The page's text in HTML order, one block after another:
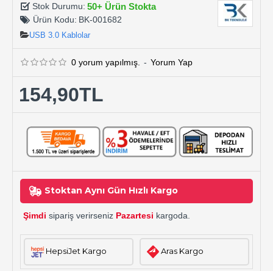
Stok Durumu: 50+ Ürün Stokta
Ürün Kodu: BK-001682
USB 3.0 Kablolar
0 yorum yapılmış. - Yorum Yap
154,90TL
Stoktan Aynı Gün Hızlı Kargo
Şimdi sipariş verirseniz Pazartesi kargoda.
HepsiJet Kargo Aras Kargo